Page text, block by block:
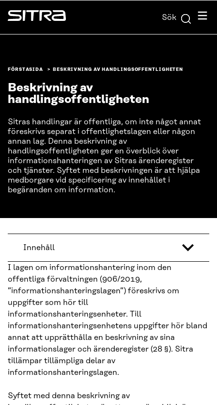
Skip to
content
Sitra Sök Meny
FÖRSTASIDA BESKRIVNING AV HANDLINGSOFFENTLIGHETEN
Beskrivning av
handlingsoffentligheten
Sitras handlingar är offentliga, om inte något annat
föreskrivs separat i offentlighetslagen eller någon
annan lag. Denna beskrivning av
handlingsoffentligheten ger en överblick över
informationshanteringen av Sitras ärenderegister
och tjänster. Syftet med beskrivningen är att hjälpa
medborgare vid specificering av innehållet i
begäranden om information.
Innehåll
I lagen om informationshantering inom den
offentliga förvaltningen (906/2019,
”informationshanteringslagen”) föreskrivs om
uppgifter som hör till
informationshanteringsenheter. Till
informationshanteringsenhetens uppgifter hör bland
annat att upprätthålla en beskrivning av sina
informationslager och ärenderegister (28 §). Sitra
tillämpar tillämpliga delar av
informationshanteringslagen.
Syftet med denna beskrivning av